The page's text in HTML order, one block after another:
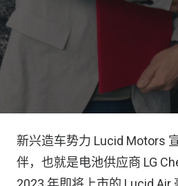
新兴造车势力 Lucid Motors
伴，也就是电池供应商 LG